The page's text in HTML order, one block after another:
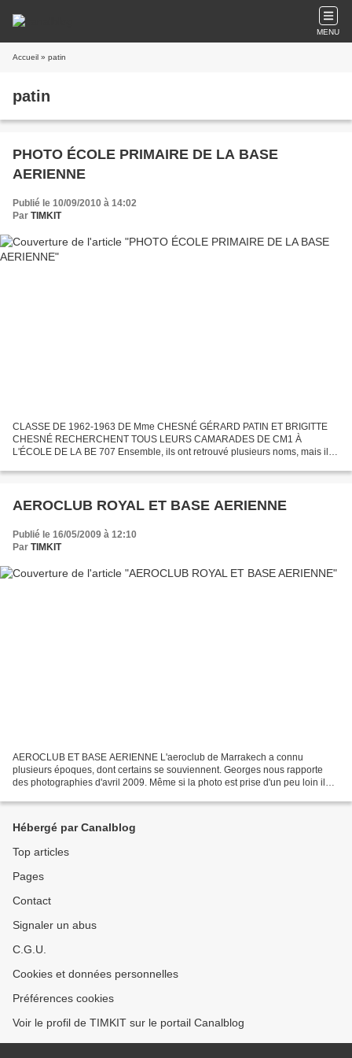
MENU
Accueil » patin
patin
PHOTO ÉCOLE PRIMAIRE DE LA BASE
AERIENNE
Publié le 10/09/2010 à 14:02
Par TIMKIT
CLASSE DE 1962-1963 DE Mme CHESNÉ GÉRARD PATIN ET BRIGITTE
CHESNÉ RECHERCHENT TOUS LEURS CAMARADES DE CM1 À
L'ÉCOLE DE LA BE 707 Ensemble, ils ont retrouvé plusieurs noms, mais il
retrouver...
AEROCLUB ROYAL ET BASE AERIENNE
Publié le 16/05/2009 à 12:10
Par TIMKIT
AEROCLUB ET BASE AERIENNE L'aeroclub de Marrakech a connu
plusieurs époques, dont certains se souviennent. Georges nous rapporte
des photographies d'avril 2009. Même si la photo est prise d'un peu loin il
Hébergé par Canalblog
Top articles
Pages
Contact
Signaler un abus
C.G.U.
Cookies et données personnelles
Préférences cookies
Voir le profil de TIMKIT sur le portail Canalblog